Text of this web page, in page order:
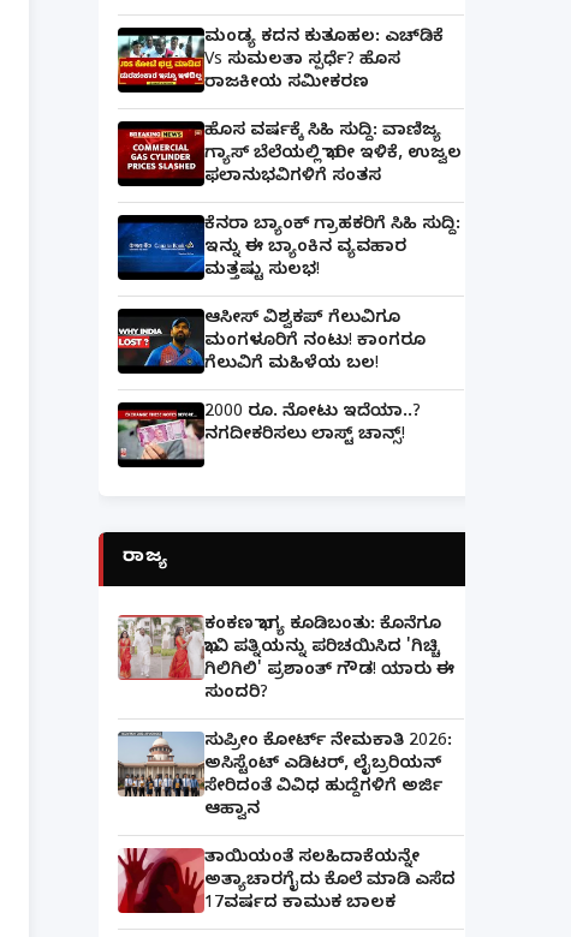
ಮಂಡ್ಯ ಕದನ ಕುತೂಹಲ: ಎಚ್‌ಡಿಕೆ
Vs ಸುಮಲತಾ ಸ್ಪರ್ಧೆ? ಹೊಸ
ರಾಜಕೀಯ ಸಮೀಕರಣ
ಹೊಸ ವರ್ಷಕ್ಕೆ ಸಿಹಿ ಸುದ್ದಿ: ವಾಣಿಜ್ಯ
ಗ್ಯಾಸ್‌ ಬೆಲೆಯಲ್ಲಿ ಭಾರೀ ಇಳಿಕೆ, ಉಜ್ವಲ
ಫಲಾನುಭವಿಗಳಿಗೆ ಸಂತಸ
ಕೆನರಾ ಬ್ಯಾಂಕ್‌ ಗ್ರಾಹಕರಿಗೆ ಸಿಹಿ ಸುದ್ದಿ:
ಇನ್ನು ಈ ಬ್ಯಾಂಕಿನ ವ್ಯವಹಾರ
ಮತ್ತಷ್ಟು ಸುಲಭ!
ಆಸೀಸ್ ವಿಶ್ವಕಪ್ ಗೆಲುವಿಗೂ
ಮಂಗಳೂರಿಗೆ ನಂಟು! ಕಾಂಗರೂ
ಗೆಲುವಿಗೆ ಮಹಿಳೆಯ ಬಲ!
2000 ರೂ. ನೋಟು ಇದೆಯಾ..?
ನಗದೀಕರಿಸಲು ಲಾಸ್ಟ್‌ ಚಾನ್ಸ್‌!
ರಾಜ್ಯ
ಕಂಕಣ ಭಾಗ್ಯ ಕೂಡಿಬಂತು: ಕೊನೆಗೂ
ಭಾವಿ ಪತ್ನಿಯನ್ನು ಪರಿಚಯಿಸಿದ 'ಗಿಚ್ಚಿ
ಗಿಲಿಗಿಲಿ' ಪ್ರಶಾಂತ್ ಗೌಡ! ಯಾರು ಈ
ಸುಂದರಿ?
ಸುಪ್ರೀಂ ಕೋರ್ಟ್ ನೇಮಕಾತಿ 2026:
ಅಸಿಸ್ಟೆಂಟ್ ಎಡಿಟರ್, ಲೈಬ್ರರಿಯನ್
ಸೇರಿದಂತೆ ವಿವಿಧ ಹುದ್ದೆಗಳಿಗೆ ಅರ್ಜಿ
ಆಹ್ವಾನ
ತಾಯಿಯಂತೆ ಸಲಹಿದಾಕೆಯನ್ನೇ
ಅತ್ಯಾಚಾರಗೈದು ಕೊಲೆ ಮಾಡಿ ಎಸೆದ
17ವರ್ಷದ ಕಾಮುಕ ಬಾಲಕ